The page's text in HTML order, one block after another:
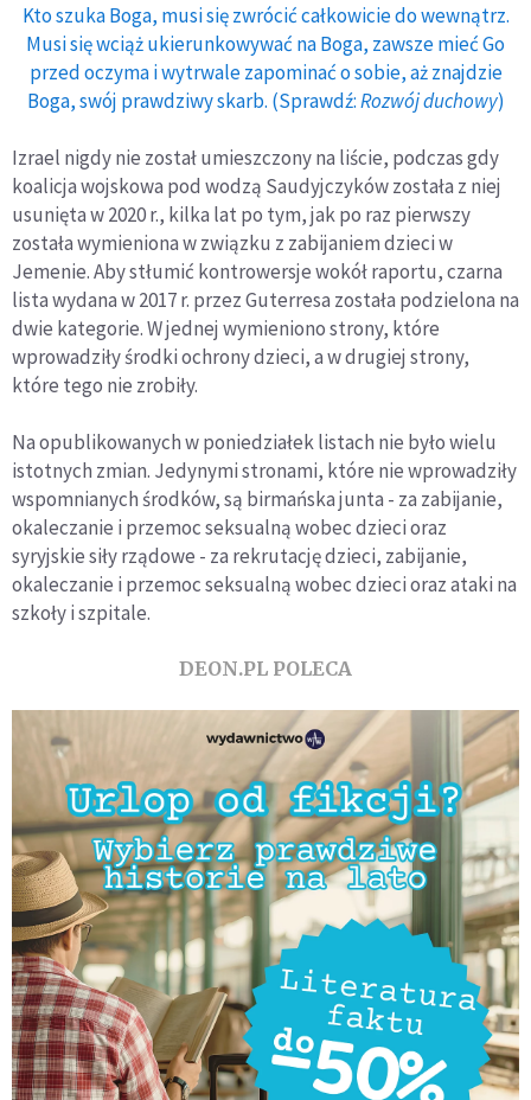
Kto szuka Boga, musi się zwrócić całkowicie do wewnątrz.
Musi się wciąż ukierunkowywać na Boga, zawsze mieć Go
przed oczyma i wytrwale zapominać o sobie, aż znajdzie
Boga, swój prawdziwy skarb. (Sprawdź:Rozwój duchowy)
Izrael nigdy nie został umieszczony na liście, podczas gdy
koalicja wojskowa pod wodzą Saudyjczyków została z niej
usunięta w 2020 r., kilka lat po tym, jak po raz pierwszy
została wymieniona w związku z zabijaniem dzieci w
Jemenie. Aby stłumić kontrowersje wokół raportu, czarna
lista wydana w 2017 r. przez Guterresa została podzielona na
dwie kategorie. W jednej wymieniono strony, które
wprowadziły środki ochrony dzieci, a w drugiej strony,
które tego nie zrobiły.
Na opublikowanych w poniedziałek listach nie było wielu
istotnych zmian. Jedynymi stronami, które nie wprowadziły
wspomnianych środków, są birmańska junta - za zabijanie,
okaleczanie i przemoc seksualną wobec dzieci oraz
syryjskie siły rządowe - za rekrutację dzieci, zabijanie,
okaleczanie i przemoc seksualną wobec dzieci oraz ataki na
szkoły i szpitale.
DEON.PL POLECA